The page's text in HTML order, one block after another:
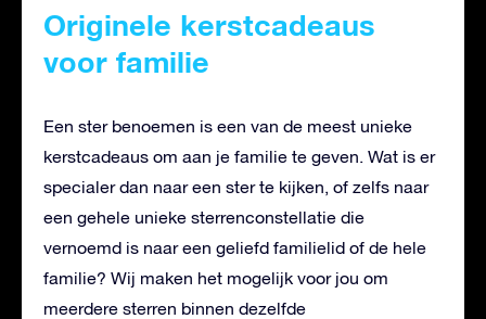
Originele kerstcadeaus
voor familie
Een ster benoemen is een van de meest unieke
kerstcadeaus om aan je familie te geven. Wat is er
specialer dan naar een ster te kijken, of zelfs naar
een gehele unieke sterrenconstellatie die
vernoemd is naar een geliefd familielid of de hele
familie? Wij maken het mogelijk voor jou om
meerdere sterren binnen dezelfde